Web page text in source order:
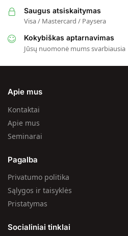
Saugus atsiskaitymas
Visa / Mastercard / Paysera
Kokybiškas aptarnavimas
Jūsų nuomonė mums svarbiausia
Apie mus
Kontaktai
Apie mus
Seminarai
Pagalba
Privatumo politika
Sąlygos ir taisyklės
Pristatymas
Socialiniai tinklai